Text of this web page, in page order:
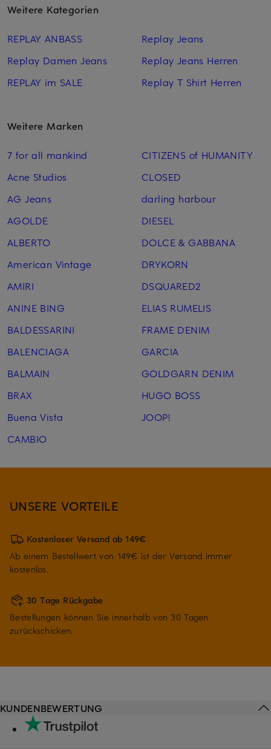
Weitere Kategorien
REPLAY ANBASS
Replay Damen Jeans
REPLAY im SALE
Replay Jeans
Replay Jeans Herren
Replay T Shirt Herren
Weitere Marken
7 for all mankind
Acne Studios
AG Jeans
AGOLDE
ALBERTO
American Vintage
AMIRI
ANINE BING
BALDESSARINI
BALENCIAGA
BALMAIN
BRAX
Buena Vista
CAMBIO
CITIZENS of HUMANITY
CLOSED
darling harbour
DIESEL
DOLCE & GABBANA
DRYKORN
DSQUARED2
ELIAS RUMELIS
FRAME DENIM
GARCIA
GOLDGARN DENIM
HUGO BOSS
JOOP!
UNSERE VORTEILE
Kostenloser Versand ab 149€
Ab einem Bestellwert von 149€ ist der Versand immer
kostenlos.
30 Tage Rückgabe
Bestellungen können Sie innerhalb von 30 Tagen
zurückschicken.
KUNDENBEWERTUNG